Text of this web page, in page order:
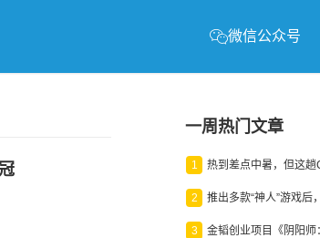
微信公众号
一周热门文章
1 热到差点中暑，但这趟
2
3